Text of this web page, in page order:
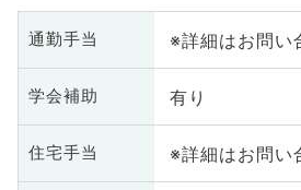
通勤手当 ※詳細はお問い
学会補助 有り
住宅手当 ※詳細はお問い